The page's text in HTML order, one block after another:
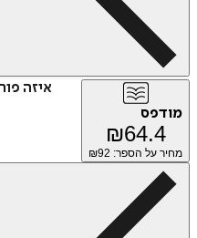
איזה
מודפס
₪64.4
מחיר על הספר: ₪ 92